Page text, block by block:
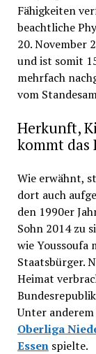
Fähigkeiten
beachtliche
20. November
und ist somit
mehrfach
vom
Herkunft,
kommt
Wie erwähnt,
dort auch
den 1990er
Sohn 2014 zu
wie Youssoufa
Staatsbürger.
Heimat
Unter
Oberliga
Essenspielte.